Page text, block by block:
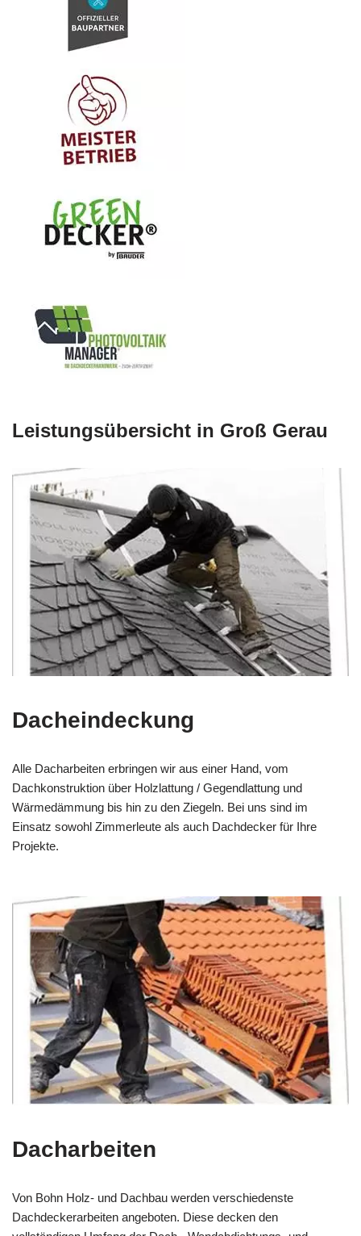
Leistungsübersicht in Groß Gerau
Dacheindeckung
Alle Dacharbeiten erbringen wir aus einer Hand, vom
Dachkonstruktion über Holzlattung / Gegendlattung und
Wärmedämmung bis hin zu den Ziegeln. Bei uns sind im
Einsatz sowohl Zimmerleute als auch Dachdecker für Ihre
Projekte.
Dacharbeiten
Von Bohn Holz- und Dachbau werden verschiedenste
Dachdeckerarbeiten angeboten. Diese decken den